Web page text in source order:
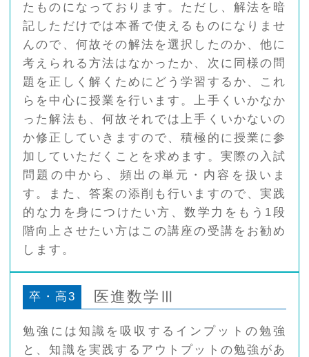
たものになっております。ただし、解法を暗
記しただけでは本番で使えるものになりませ
んので、何故その解法を選択したのか、他に
考えられる方法はなかったか、次に同様の問
題を正しく解くためにどう学習するか、これ
らを中心に授業を行います。上手くいかなか
った解法も、何故それでは上手くいかないの
か修正していきますので、積極的に授業に参
加していただくことを求めます。実際の入試
問題の中から、頻出の単元・内容を扱いま
す。また、答案の添削も行いますので、実践
的な力を身につけたい方、数学力をもう1段
階向上させたい方はこの講座の受講をお勧め
します。
卒・高3 医進数学Ⅲ
勉強には知識を吸収するインプットの勉強
と、知識を実践するアウトプットの勉強があ